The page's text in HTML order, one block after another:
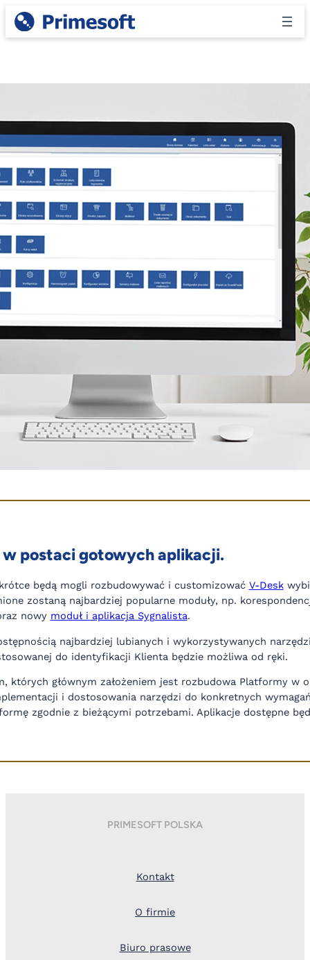
w postaci gotowych aplikacji.
będą mogli rozbudowywać i customizować V-Desk
zostaną najbardziej popularne moduły, np.
nowy moduł i aplikacja Sygnalista.
najbardziej lubianych i wykorzystywanych
do identyfikacji Klienta będzie możliwa od ręki.
których głównym założeniem jest rozbudowa Platformy w
i dostosowania narzędzi do konkretnych
zgodnie z bieżącymi potrzebami. Aplikacje dostępne
PRIMESOFT POLSKA
Kontakt
O firmie
Biuro prasowe